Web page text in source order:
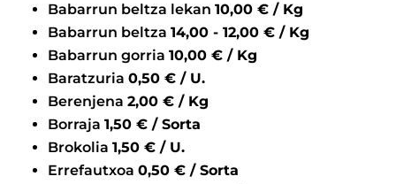
Babarrun beltza lekan
10,00 € / Kg
Babarrun beltza
14,00 - 12,00 € / Kg
Babarrun gorria
10,00 € / Kg
Baratzuria
0,50 € / U.
Berenjena
2,00 € / Kg
Borraja
1,50 € / Sorta
Brokolia
1,50 € / U.
Errefautxoa
0,50 € / Sorta